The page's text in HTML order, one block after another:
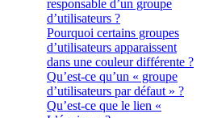
responsable d’un groupe
d’utilisateurs ?
Pourquoi certains groupes
d’utilisateurs apparaissent
dans une couleur différente ?
Qu’est-ce qu’un « groupe
d’utilisateurs par défaut » ?
Qu’est-ce que le lien «